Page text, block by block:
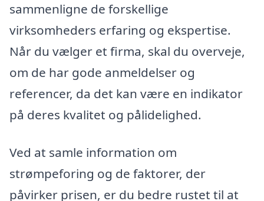
sammenligne de forskellige
virksomheders erfaring og ekspertise.
Når du vælger et firma, skal du overveje,
om de har gode anmeldelser og
referencer, da det kan være en indikator
på deres kvalitet og pålidelighed.
Ved at samle information om
strømpeforing og de faktorer, der
påvirker prisen, er du bedre rustet til at